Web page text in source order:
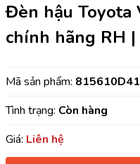
Đèn hậu Toyota
chính hãng RH
Mã sản phẩm:
Tình trạng: Còn hàng
Giá: Liên hệ